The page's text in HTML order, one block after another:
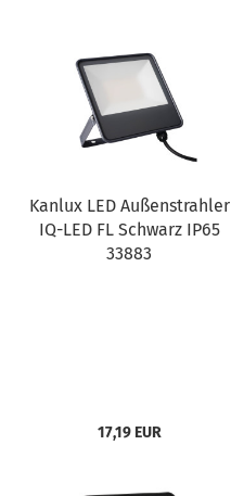
Kanlux LED Außenstrahler
IQ-LED FL Schwarz IP65
33883
17,19 EUR